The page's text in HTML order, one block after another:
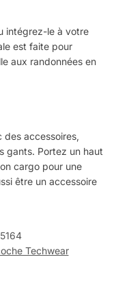
intégrez-le à votre
est faite pour
aux randonnées en
accessoires,
gants. Portez un haut
cargo pour une
être un accessoire
Techwear